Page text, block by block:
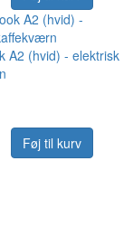
A2 (hvid) - elektrisk
Føj til kurv